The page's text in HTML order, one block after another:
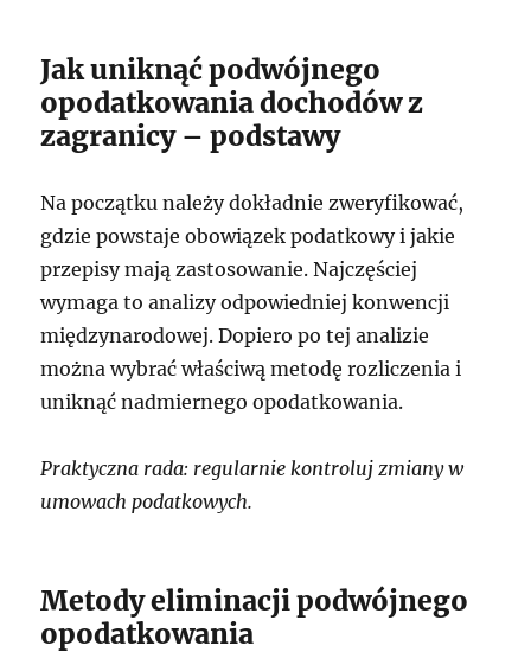
Jak uniknąć podwójnego
opodatkowania dochodów z
zagranicy – podstawy
Na początku należy dokładnie zweryfikować,
gdzie powstaje obowiązek podatkowy i jakie
przepisy mają zastosowanie. Najczęściej
wymaga to analizy odpowiedniej konwencji
międzynarodowej. Dopiero po tej analizie
można wybrać właściwą metodę rozliczenia i
uniknąć nadmiernego opodatkowania.
Praktyczna rada: regularnie kontroluj zmiany w
umowach podatkowych.
Metody eliminacji podwójnego
opodatkowania